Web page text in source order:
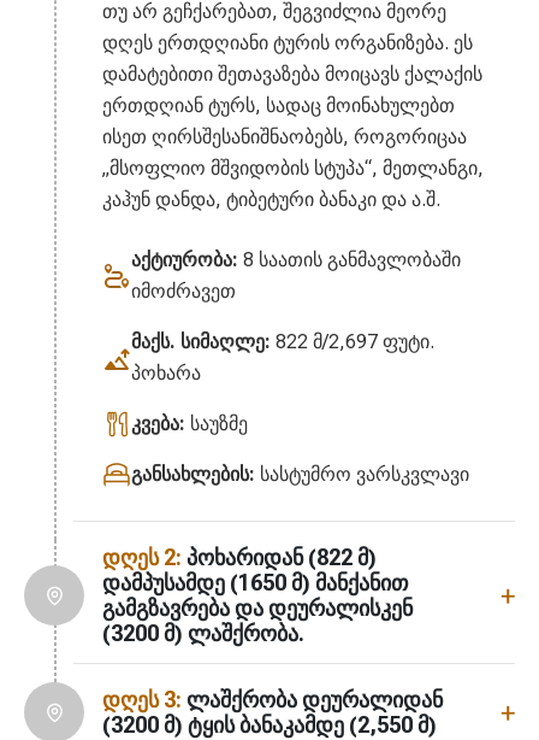
თუ არ გეჩქარებათ, შეგვიძლია მეორე
დღეს ერთდღიანი ტურის ორგანიზება. ეს
დამატებითი შეთავაზება მოიცავს ქალაქის
ერთდღიან ტურს, სადაც მოინახულებთ
ისეთ ღირსშესანიშნაობებს, როგორიცაა
„მსოფლიო მშვიდობის სტუპა“, მეთლანგი,
კაჰუნ დანდა, ტიბეტური ბანაკი და ა.შ.
აქტიურობა: 8 საათის განმავლობაში
იმოძრავეთ
მაქს. სიმაღლე: 822 მ/2,697 ფუტი.
პოხარა
კვება: საუზმე
განსახლების: სასტუმრო ვარსკვლავი
დღეს 2: პოხარიდან (822 მ)
დამპუსამდე (1650 მ) მანქანით
გამგზავრება და დეურალისკენ
(3200 მ) ლაშქრობა.
დღეს 3: ლაშქრობა დეურალიდან
(3200 მ) ტყის ბანაკამდე (2,550 მ)